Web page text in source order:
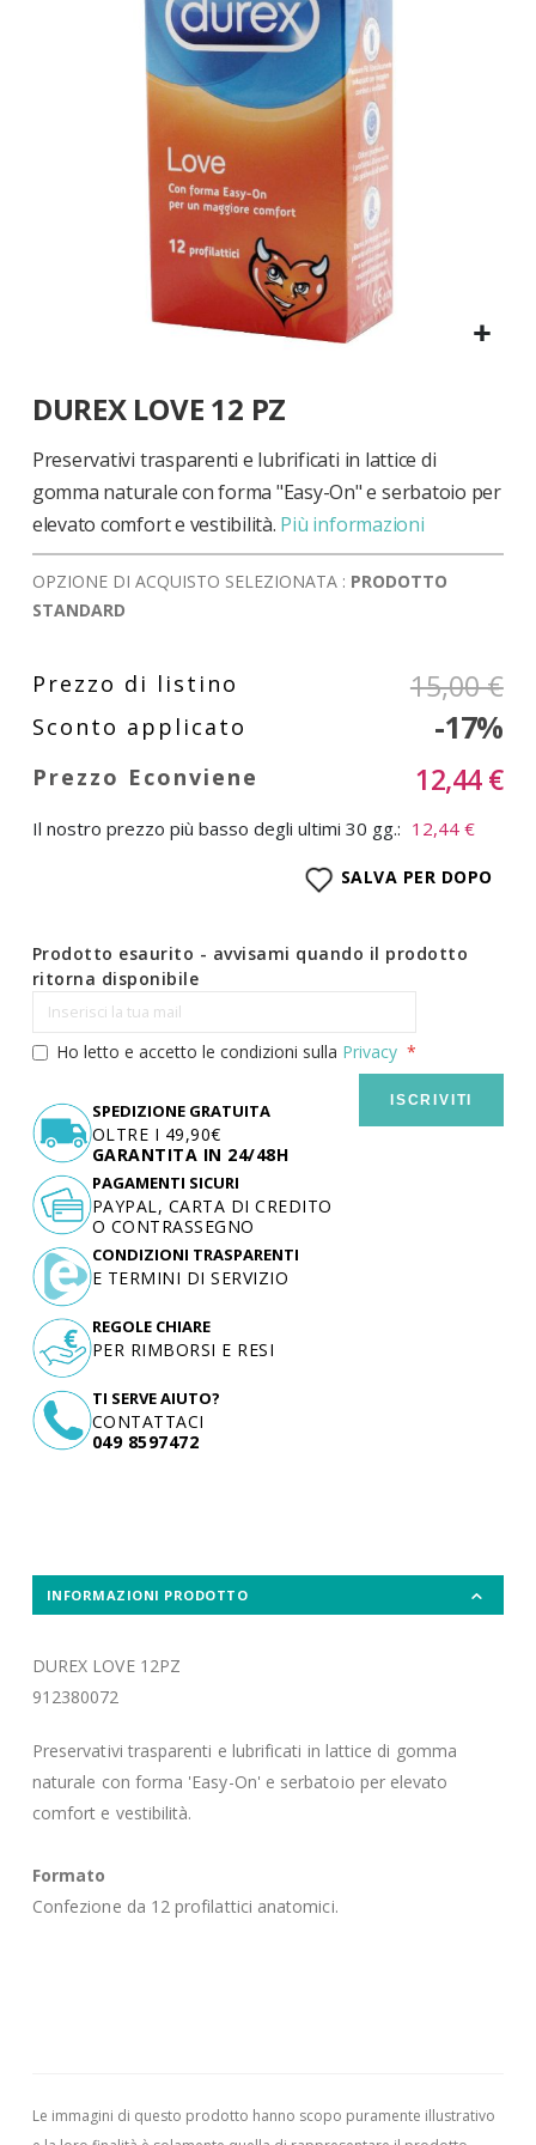
all'inizio
galleria
immagini
DUREX LOVE 12 PZ
Preservativi trasparenti e lubrificati in lattice di
gomma naturale con forma "Easy-On" e serbatoio per
elevato comfort e vestibilità. Più informazioni
OPZIONE DI ACQUISTO SELEZIONATA : PRODOTTO
STANDARD
15,00 €
-17%
12,44 €
Il nostro prezzo più basso degli ultimi 30 gg.: 12,44 €
SALVA PER DOPO
Prodotto esaurito - avvisami quando il prodotto
ritorna disponibile
Ho letto e accetto le condizioni sulla Privacy
ISCRIVITI
SPEDIZIONE GRATUITA
OLTRE I 49,90€
GARANTITA IN 24/48H
TI SERVE AIUTO?
CONTATTACI
049 8597472
PAGAMENTI SICURI
PAYPAL, CARTA DI CREDITO
O CONTRASSEGNO
CONDIZIONI TRASPARENTI
E TERMINI DI SERVIZIO
REGOLE CHIARE
PER RIMBORSI E RESI
INFORMAZIONI PRODOTTO
DUREX LOVE 12PZ
912380072
Preservativi trasparenti e lubrificati in lattice di gomma
naturale con forma 'Easy-On' e serbatoio per elevato
comfort e vestibilità.
Formato
Confezione da 12 profilattici anatomici.
Le immagini di questo prodotto hanno scopo puramente illustrativo